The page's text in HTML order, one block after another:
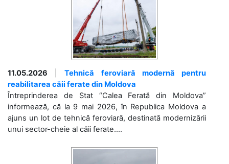
11.05.2026 |Tehnică feroviară modernă pentru
reabilitarea căii ferate din Moldova
Întreprinderea de Stat “Calea Ferată din Moldova”
informează, că la 9 mai 2026, în Republica Moldova a
ajuns un lot de tehnică feroviară, destinată modernizării
unui sector-cheie al căii ferate....